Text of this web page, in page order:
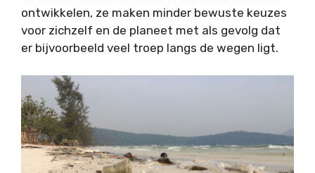
ontwikkelen, ze maken minder bewuste keuzes
voor zichzelf en de planeet met als gevolg dat
er bijvoorbeeld veel troep langs de wegen ligt.